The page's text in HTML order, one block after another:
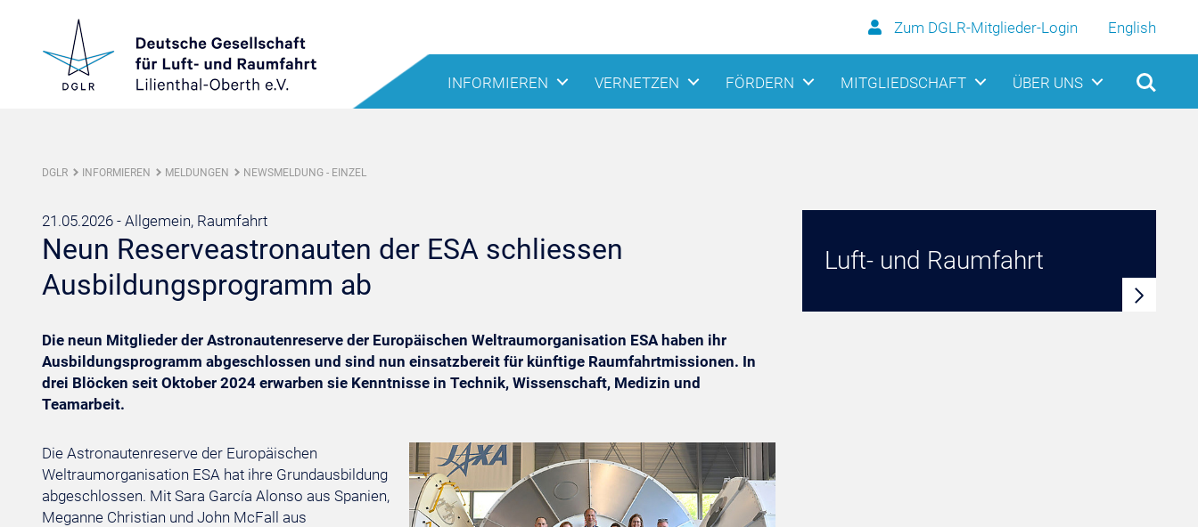
Zum DGLR-Mitglieder-Login English
INFORMIEREN VERNETZEN FÖRDERN MITGLIEDSCHAFT ÜBER UNS
DGLR INFORMIEREN MELDUNGEN NEWSMELDUNG - EINZEL
21.05.2026 - Allgemein, Raumfahrt
Neun Reserveastronauten der ESA schliessen
Ausbildungsprogramm ab
Die neun Mitglieder der Astronautenreserve der Europäischen Weltraumorganisation ESA haben ihr
Ausbildungsprogramm abgeschlossen und sind nun einsatzbereit für künftige Raumfahrtmissionen. In
drei Blöcken seit Oktober 2024 erwarben sie Kenntnisse in Technik, Wissenschaft, Medizin und
Teamarbeit.
Die Astronautenreserve der Europäischen
Weltraumorganisation ESA hat ihre Grundausbildung
abgeschlossen. Mit Sara García Alonso aus Spanien,
Meganne Christian und John McFall aus
Luft- und Raumfahrt